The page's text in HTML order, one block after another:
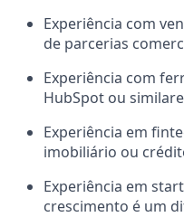
Experiência com
de parcerias
Experiência com
HubSpot ou
Experiência em
imobiliário ou
Experiência em
crescimento é um